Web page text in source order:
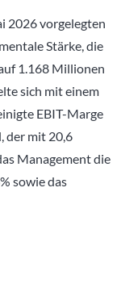
2026 vorgelegten
Stärke, die
1.168 Millionen
sich mit einem
EBIT-Marge
der mit 20,6
Management die
sowie das